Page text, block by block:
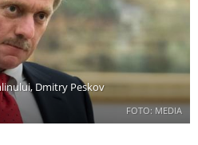
FOTO: MEDIA
Dmitry Peskov